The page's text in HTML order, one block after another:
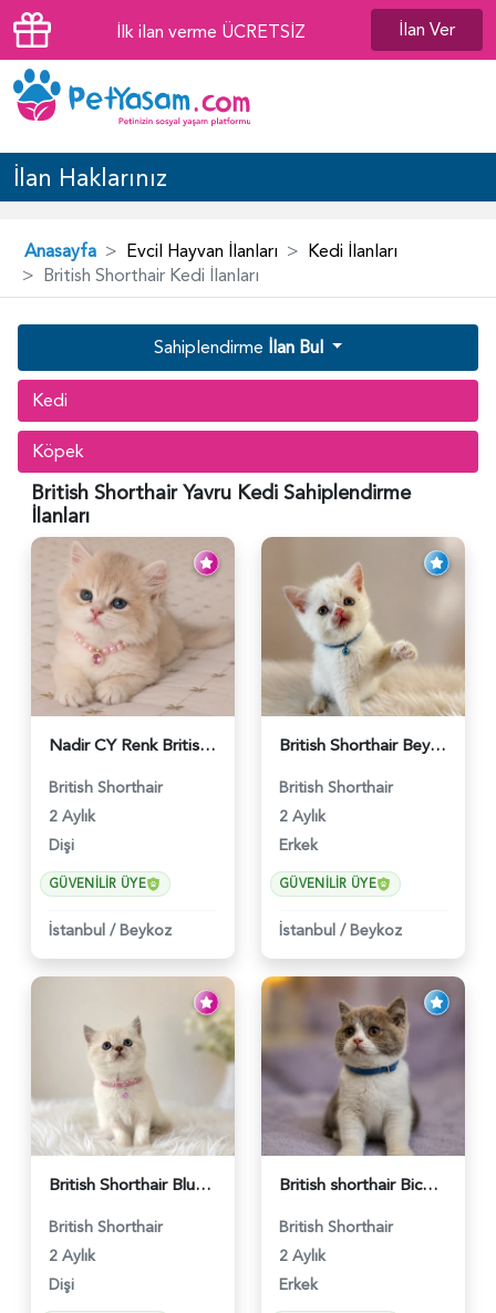
İlk ilan verme ÜCRETSİZ İlan Ver
İlan Haklarınız
Anasayfa Evcil Hayvan İlanları
Kedi İlanları
British Shorthair Kedi İlanları
Sahiplendirme İlan Bul
Kedi
Köpek
British Shorthair Yavru Kedi Sahiplendirme
İlanları
Nadir CY Renk British Shorthair Prensesimiz - 6483
British Shorthair
2 Aylık
Dişi
GÜVENILIR ÜYE
İstanbul / Beykoz
British Shorthair Beyaz Pamuksu Yavrumuz - 6419
British Shorthair
2 Aylık
Erkek
GÜVENILIR ÜYE
İstanbul / Beykoz
British Shorthair Blue Point Kızımız 2 Aylık - 5149
British Shorthair
2 Aylık
Dişi
British shorthair Bicolor Lilac Erkek - 5905
British Shorthair
2 Aylık
Erkek